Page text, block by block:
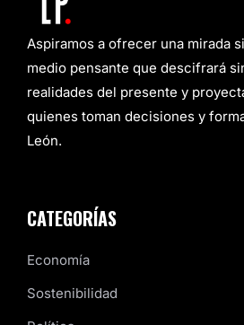
Aspiramos a ofrecer una mirada
medio pensante que descifrará
realidades del presente y
quienes toman decisiones y
León.
CATEGORÍAS
Economía
Sostenibilidad